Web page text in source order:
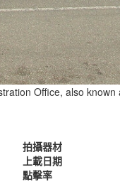
Office, also known
拍攝器材
上載日期
點擊率